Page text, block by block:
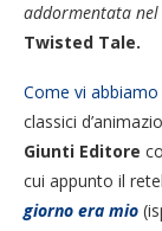
addormentata nel
Twisted Tale.
Come vi
classici
Giunti Editore
cui appunto il
giorno era mio